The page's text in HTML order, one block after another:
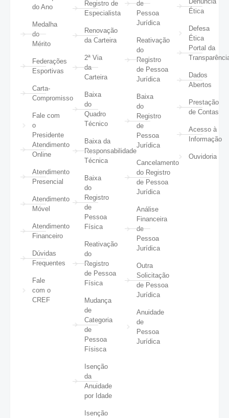
do Ano
Medalha
do
Mérito
Federações
Esportivas
Carta-
Compromisso
Fale com
o
Presidente
Atendimento
Online
Atendimento
Presencial
Atendimento
Móvel
Atendimento
Financeiro
Dúvidas
Frequentes
Fale
com o
CREF
Registro de
Especialista
Renovação
da Carteira
2ª Via
da
Carteira
Baixa
do
Quadro
Técnico
Baixa da
Responsabilidade
Técnica
Baixa
do
Registro
de
Pessoa
Física
Reativação
do
Registro
de Pessoa
Física
Mudança
de
Categoria
de
Pessoa
Físisca
Isenção
da
Anuidade
por Idade
Isenção
de
Pessoa
Jurídica
Reativação
do
Registro
de Pessoa
Jurídica
Baixa
do
Registro
de
Pessoa
Jurídica
Cancelamento
do Registro
de Pessoa
Jurídica
Análise
Financeira
de
Pessoa
Jurídica
Outra
Solicitação
de Pessoa
Jurídica
Anuidade
de
Pessoa
Jurídica
Ética
Defesa
Ética
Portal da
Dados
Abertos
Prestação
de Contas
Acesso à
Informação
Ouvidoria